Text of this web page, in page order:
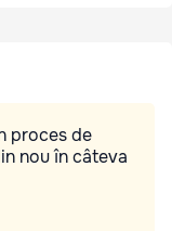
proces de
nou în câteva